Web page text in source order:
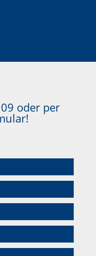
oder per